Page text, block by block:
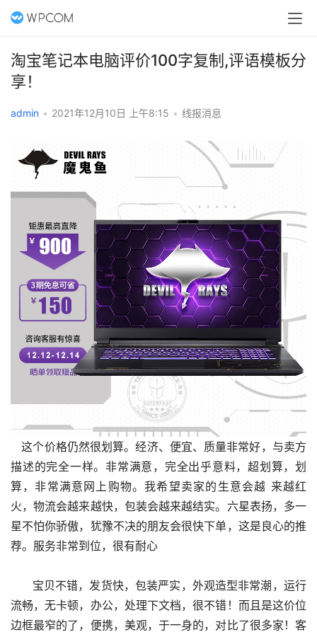
淘宝笔记本电脑评价100字复制,评语模板分
享！
admin • 2021年12月10日 上午8:15 • 线报消息
   这个价格仍然很划算。经济、便宜、质量非常好，与卖方
描述的完全一样。非常满意，完全出乎意料，超划算，划
算，非常满意网上购物。我希望卖家的生意会越 来越红
火，物流会越来越快，包装会越来越结实。六星表扬，多一
星不怕你骄傲，犹豫不决的朋友会很快下单，这是良心的推
荐。服务非常到位，很有耐心
流畅，无卡顿，办公，处理下文档，很不错！而且是这价位
边框最窄的了，便携，美观，于一身的，对比了很多家！客